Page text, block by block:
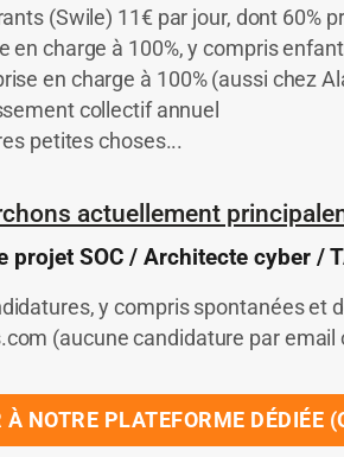
(Swile) 11€ par jour, dont 60%
en charge à 100%, y compris
en charge à 100% (aussi chez
collectif annuel
petites choses...
actuellement
projet SOC / Architecte cyber /
y compris spontanées et
(aucune candidature par
À NOTRE PLATEFORME DÉDIÉE